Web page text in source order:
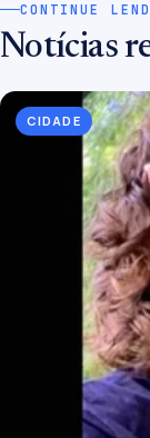
CONTINUE
Notícias
CIDADE